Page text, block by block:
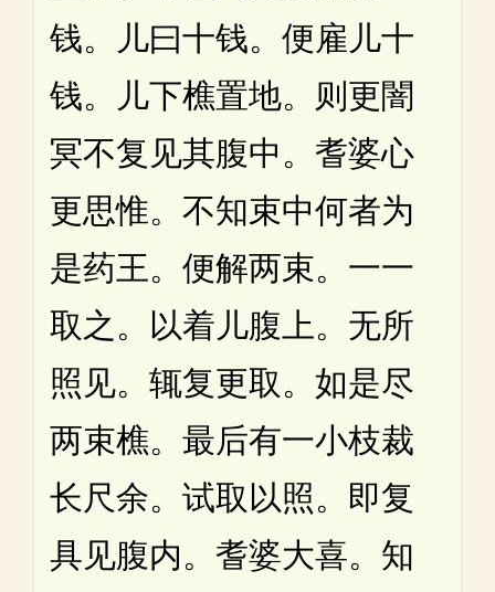
钱。儿曰十钱。便雇儿十
钱。儿下樵置地。则更闇
冥不复见其腹中。耆婆心
更思惟。不知束中何者为
是药王。便解两束。一一
取之。以着儿腹上。无所
照见。辄复更取。如是尽
两束樵。最后有一小枝裁
长尺余。试取以照。即复
具见腹内。耆婆大喜。知